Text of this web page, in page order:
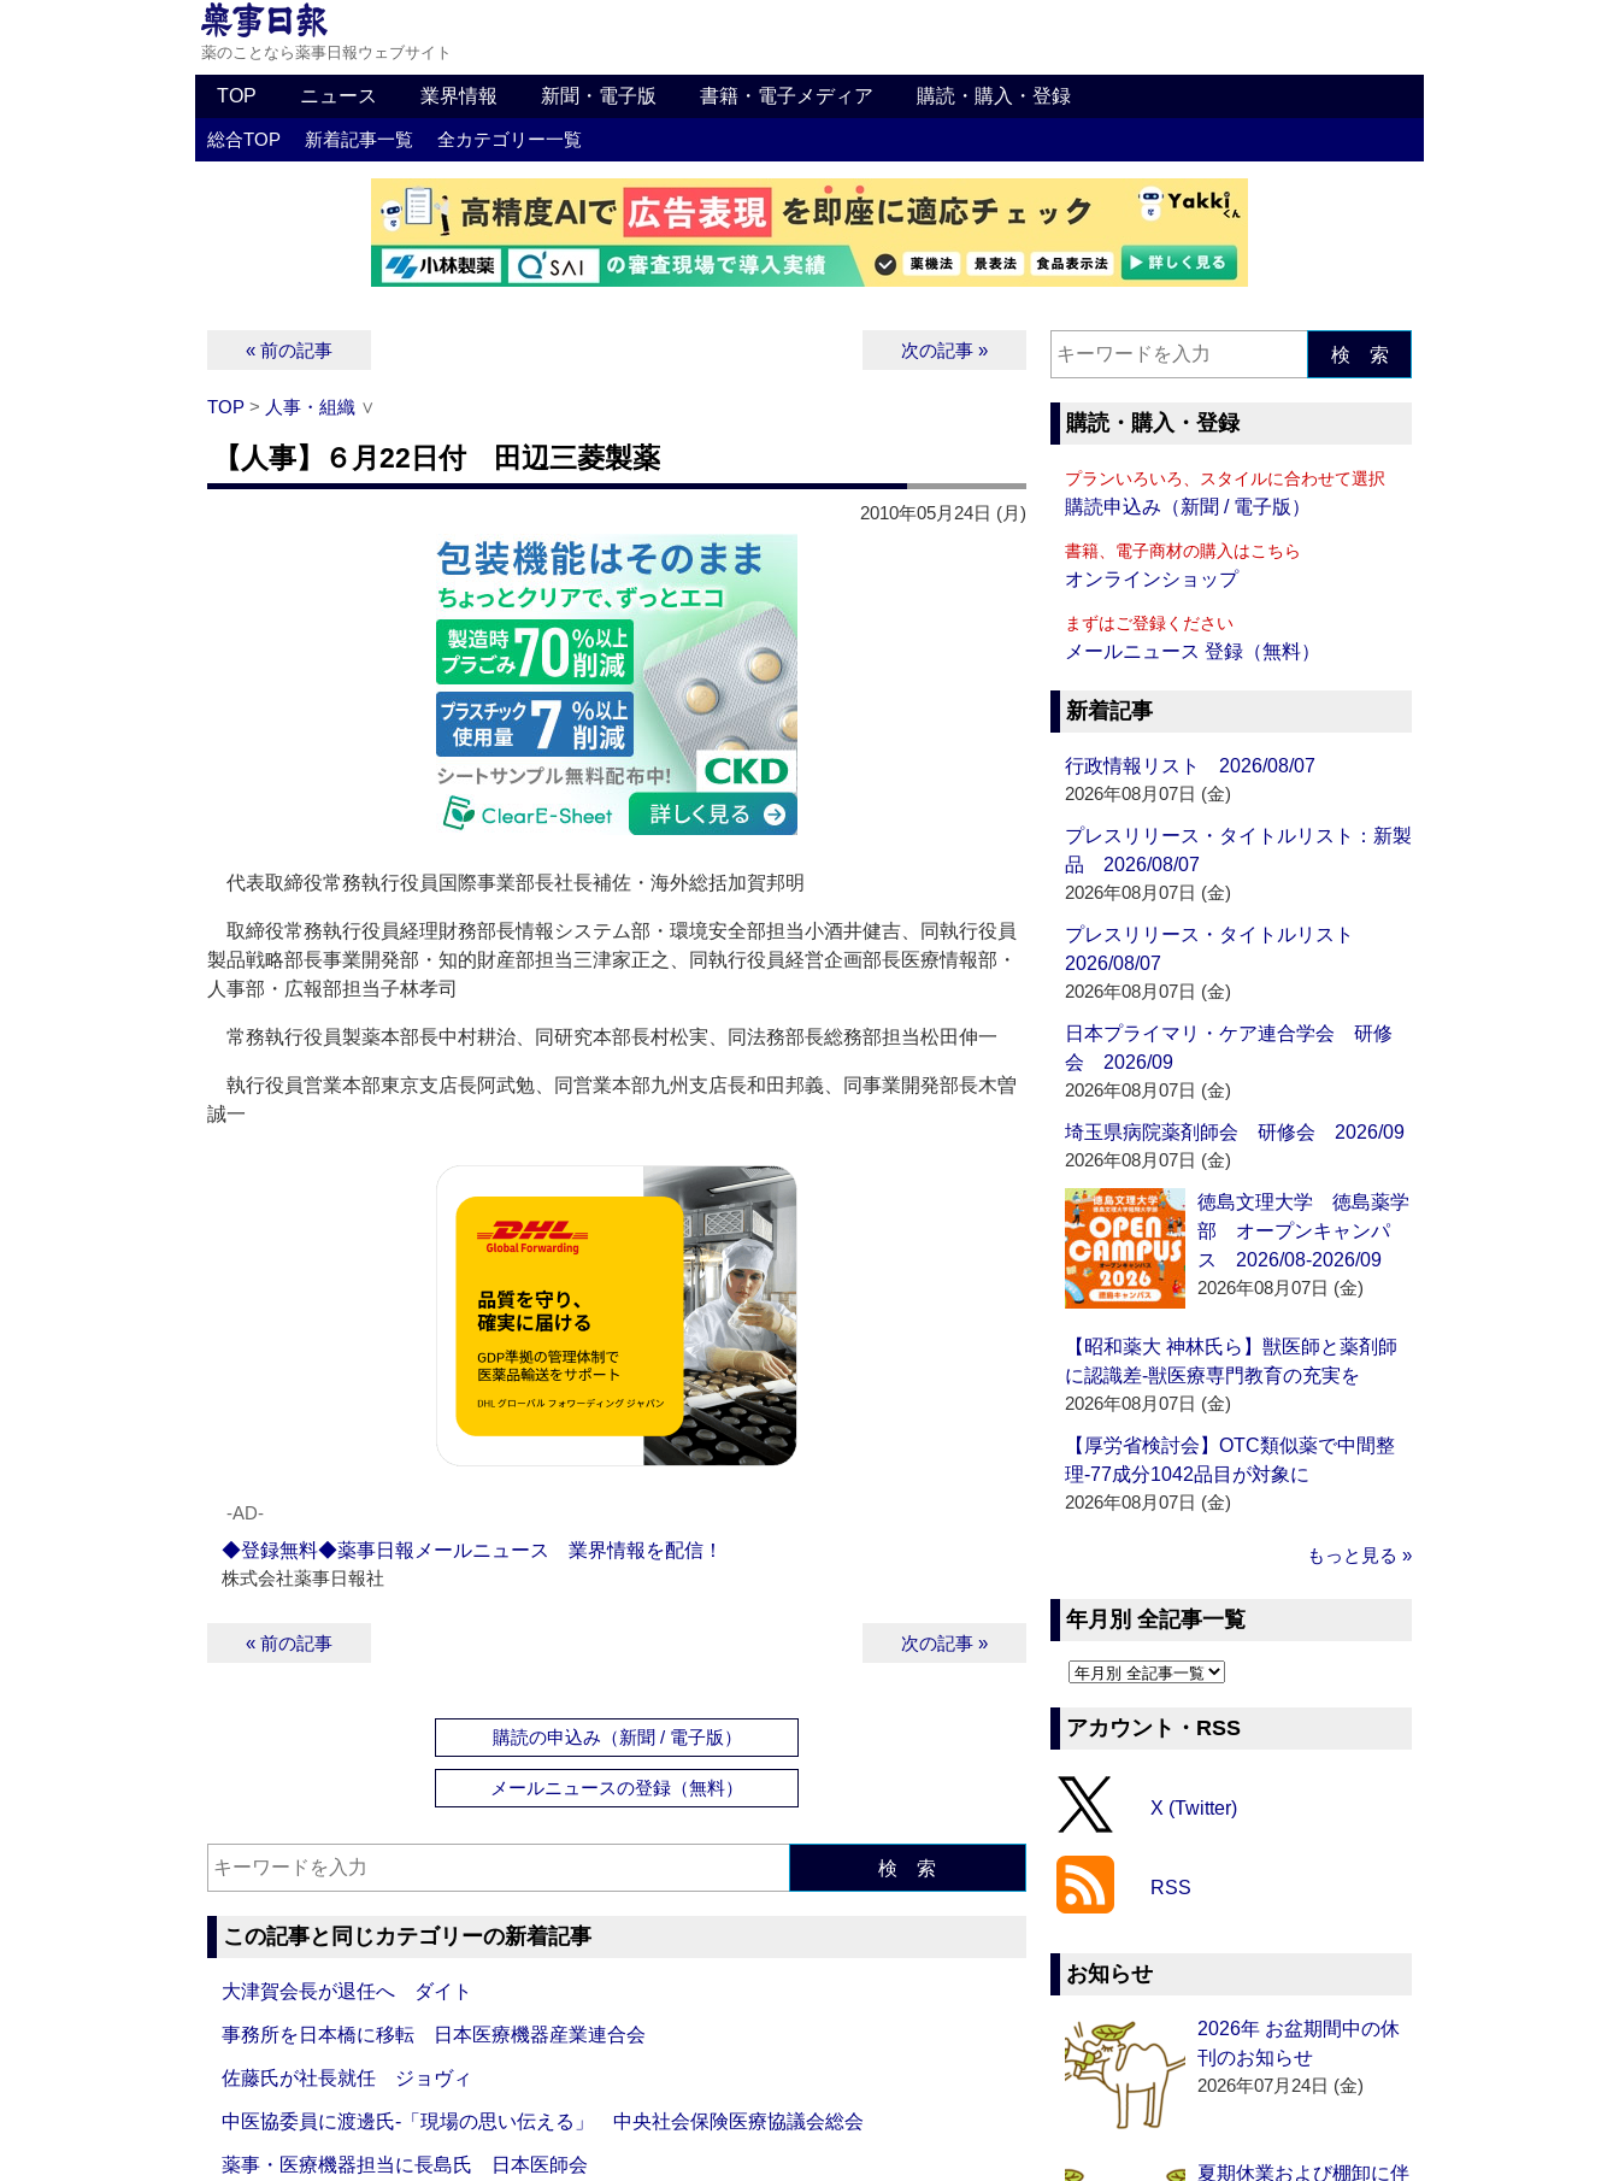
薬のことなら薬事日報ウェブサイト
TOP ニュース 業界情報 新聞・電子版 書籍・電子メディア 購読・購入・登録
総合TOP 新着記事一覧 全カテゴリー一覧
« 前の記事 次の記事 »
TOP > 人事・組織 ∨
【人事】６月22日付 田辺三菱製薬
2010年05月24日 (月)
代表取締役常務執行役員国際事業部長社長補佐・海外総括加賀邦明
取締役常務執行役員経理財務部長情報システム部・環境安全部担当小酒井健吉、同執行役員
製品戦略部長事業開発部・知的財産部担当三津家正之、同執行役員経営企画部長医療情報部・
人事部・広報部担当子林孝司
常務執行役員製薬本部長中村耕治、同研究本部長村松実、同法務部長総務部担当松田伸一
執行役員営業本部東京支店長阿武勉、同営業本部九州支店長和田邦義、同事業開発部長木曽
誠一
‐AD‐
◆登録無料◆薬事日報メールニュース 業界情報を配信！
株式会社薬事日報社
« 前の記事 次の記事 »
購読の申込み（新聞 / 電子版）
メールニュースの登録（無料）
検 索
この記事と同じカテゴリーの新着記事
大津賀会長が退任へ ダイト
事務所を日本橋に移転 日本医療機器産業連合会
佐藤氏が社長就任 ジョヴィ
中医協委員に渡邊氏‐「現場の思い伝える」 中央社会保険医療協議会総会
薬事・医療機器担当に長島氏 日本医師会
検 索
購読・購入・登録
プランいろいろ、スタイルに合わせて選択
購読申込み（新聞 / 電子版）
書籍、電子商材の購入はこちら
オンラインショップ
まずはご登録ください
メールニュース 登録（無料）
新着記事
行政情報リスト 2026/08/07
2026年08月07日 (金)
プレスリリース・タイトルリスト：新製
品 2026/08/07
2026年08月07日 (金)
プレスリリース・タイトルリスト
2026/08/07
2026年08月07日 (金)
日本プライマリ・ケア連合学会 研修
会 2026/09
2026年08月07日 (金)
埼玉県病院薬剤師会 研修会 2026/09
2026年08月07日 (金)
徳島文理大学 徳島薬学
部 オープンキャンパ
ス 2026/08-2026/09
2026年08月07日 (金)
【昭和薬大 神林氏ら】獣医師と薬剤師
に認識差‐獣医療専門教育の充実を
2026年08月07日 (金)
【厚労省検討会】OTC類似薬で中間整
理‐77成分1042品目が対象に
2026年08月07日 (金)
もっと見る »
年月別 全記事一覧
アカウント・RSS
X (Twitter)
RSS
お知らせ
2026年 お盆期間中の休
刊のお知らせ
2026年07月24日 (金)
夏期休業および棚卸に伴